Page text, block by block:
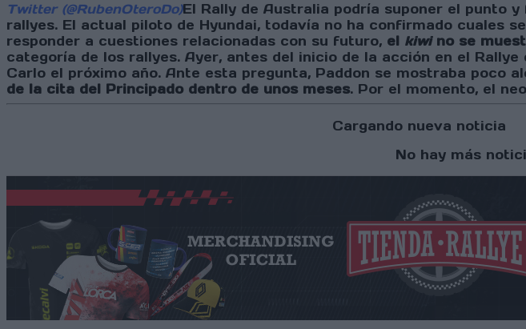
Twitter (@RubenOteroDo)El Rally de Australia podría suponer el punto
rallyes. El actual piloto de Hyundai, todavía no ha confirmado cuales
responder a cuestiones relacionadas con su futuro, el kiwino se
categoría de los rallyes. Ayer, antes del inicio de la acción en el
Carlo el próximo año. Ante esta pregunta, Paddon se mostraba poco
de la cita del Principado dentro de unos meses. Por el momento, el
Cargando nueva noticia
No hay más